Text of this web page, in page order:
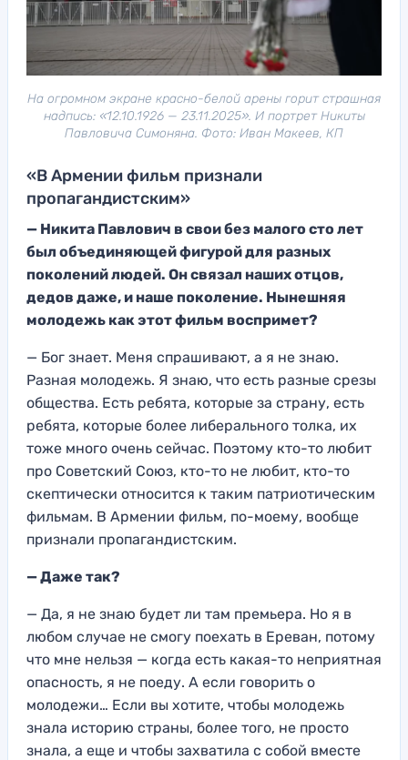
На огромном экране красно-белой арены горит страшная
надпись: «12.10.1926 — 23.11.2025». И портрет Никиты
Павловича Симоняна. Фото: Иван Макеев, КП
«В Армении фильм признали
пропагандистским»
— Никита Павлович в свои без малого сто лет
был объединяющей фигурой для разных
поколений людей. Он связал наших отцов,
дедов даже, и наше поколение. Нынешняя
молодежь как этот фильм воспримет?
— Бог знает. Меня спрашивают, а я не знаю.
Разная молодежь. Я знаю, что есть разные срезы
общества. Есть ребята, которые за страну, есть
ребята, которые более либерального толка, их
тоже много очень сейчас. Поэтому кто-то любит
про Советский Союз, кто-то не любит, кто-то
скептически относится к таким патриотическим
фильмам. В Армении фильм, по-моему, вообще
признали пропагандистским.
— Даже так?
— Да, я не знаю будет ли там премьера. Но я в
любом случае не смогу поехать в Ереван, потому
что мне нельзя — когда есть какая-то неприятная
опасность, я не поеду. А если говорить о
молодежи… Если вы хотите, чтобы молодежь
знала историю страны, более того, не просто
знала, а еще и чтобы захватила с собой вместе